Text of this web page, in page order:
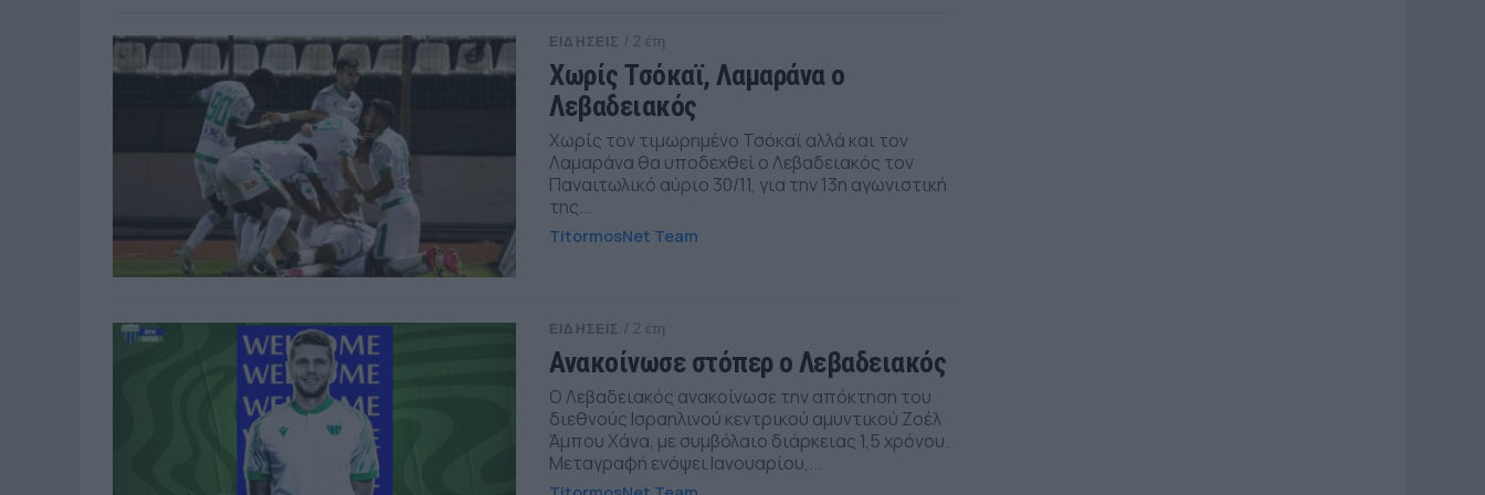
ΕΙΔΗΣΕΙΣ / 2 έτη
Χωρίς Τσόκαϊ, Λαμαράνα ο
Λεβαδειακός
Χωρίς τον τιμωρημένο Τσόκαϊ αλλά και τον
Λαμαράνα θα υποδεχθεί ο Λεβαδειακός τον
Παναιτωλικό αύριο 30/11, για την 13η αγωνιστική
της...
TitormosNet Team
ΕΙΔΗΣΕΙΣ / 2 έτη
Ανακοίνωσε στόπερ ο Λεβαδειακός
O Λεβαδειακός ανακοίνωσε την απόκτηση του
διεθνούς Ισραηλινού κεντρικού αμυντικού Ζοέλ
Άμπου Χάνα, με συμβόλαιο διάρκειας 1,5 χρόνου.
Μεταγραφή ενόψει Ιανουαρίου,...